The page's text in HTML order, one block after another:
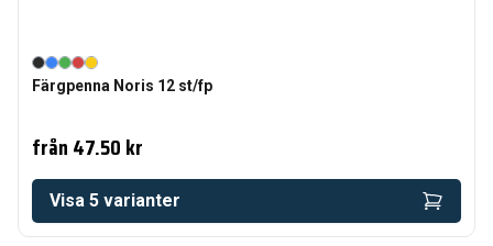
Färgpenna Noris 12 st/fp
från47.50 kr
Visa 5 varianter